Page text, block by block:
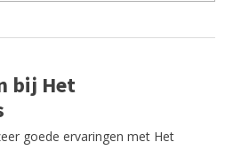
bij Het
goede ervaringen met Het